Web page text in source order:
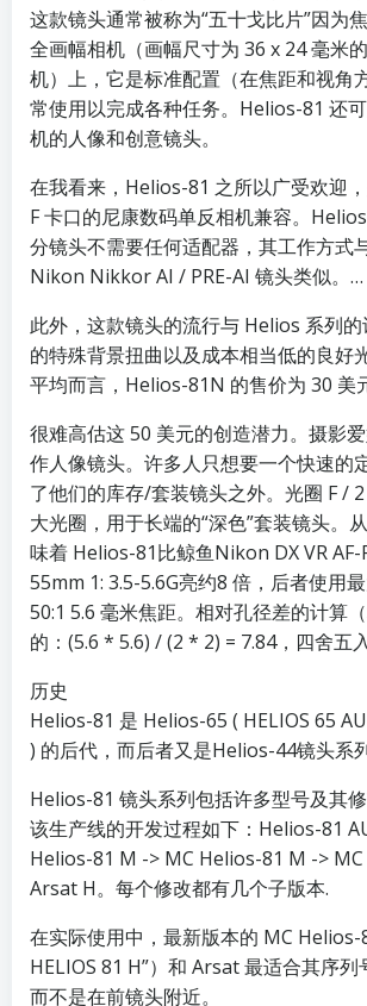
这款镜头通常被称为“五十戈比片”因为
全画幅相机（画幅尺寸为 36 x 24 毫米
机）上，它是标准配置（在焦距和视角
常使用以完成各种任务。Helios-81 还
机的人像和创意镜头。
在我看来，Helios-81 之所以广受欢迎
F 卡口的尼康数码单反相机兼容。
分镜头不需要任何适配器，其工作方式
Nikon Nikkor AI / PRE-AI 镜头类似。…
此外，这款镜头的流行与 Helios 系列
的特殊背景扭曲以及成本相当低的良好
平均而言，Helios-81N 的售价为 30 美
很难高估这 50 美元的创造潜力。摄影
作人像镜头。许多人只想要一个快速的
了他们的库存/套装镜头之外。光圈 F /
大光圈，用于长端的“深色”套装镜头。
味着 Helios-81比鲸鱼Nikon DX VR
55mm 1: 3.5-5.6G亮约8 倍，后者使用
50:1 5.6 毫米焦距。相对孔径差的计算
的：(5.6 * 5.6) / (2 * 2) = 7.84，四舍五入
历史
Helios-81 是 Helios-65 ( HELIOS 65
) 的后代，而后者又是Helios-44镜头系
Helios-81 镜头系列包括许多型号及其
该生产线的开发过程如下：Helios-81
Helios-81 M -> MC Helios-81 M ->
Arsat H。每个修改都有几个子版本.
在实际使用中，最新版本的 MC Helios-
HELIOS 81 H”）和 Arsat 最适合其序列
而不是在前镜头附近。